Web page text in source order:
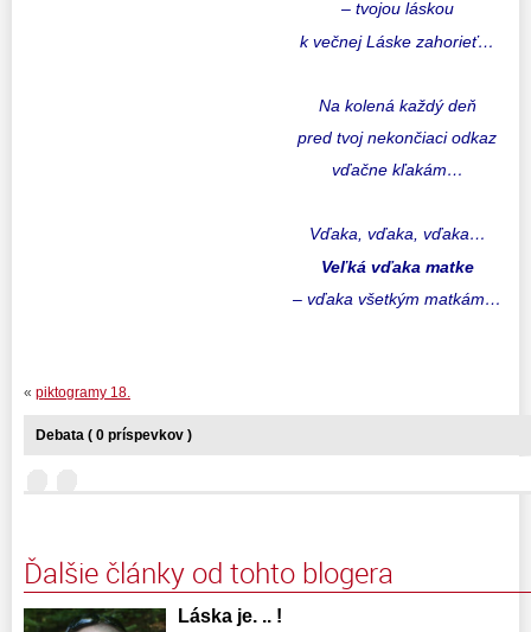
– tvojou láskou
k večnej Láske zahorieť…
Na kolená každý deň
pred tvoj nekončiaci odkaz
vďačne kľakám…
Vďaka, vďaka, vďaka…
Veľká vďaka matke
– vďaka všetkým matkám…
« piktogramy 18.
Debata ( 0 príspevkov )
Ďalšie články od tohto blogera
Láska je. .. !